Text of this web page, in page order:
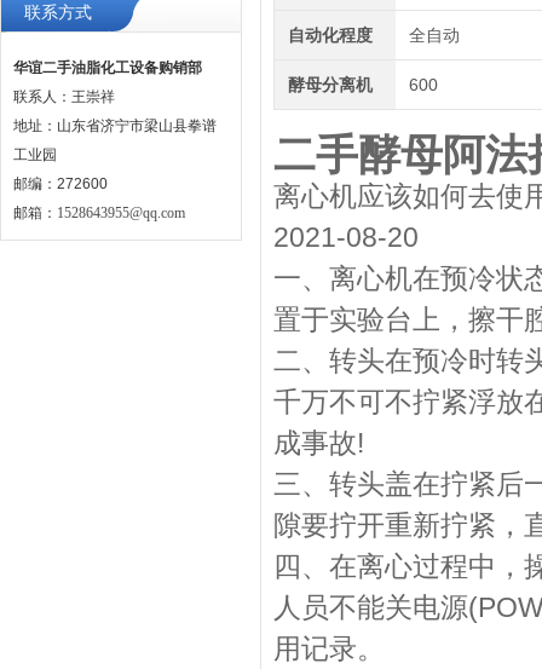
联系方式
华谊二手油脂化工设备购销部
联系人：王崇祥
地址：山东省济宁市梁山县拳谱
工业园
邮编：272600
邮箱： 1528643955@qq.com
自动化程度 全自动
酵母分离机 600
二手酵母阿法
离心机应该如何去使
2021-08-20
一、离心机在预冷状
置于实验台上，擦干
二、转头在预冷时转
千万不可不拧紧浮放
成事故!
三、转头盖在拧紧后
隙要拧开重新拧紧，
四、在离心过程中，
人员不能关电源
用记录。